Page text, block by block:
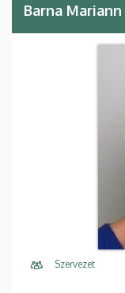
Barna Mariann
Szervezet